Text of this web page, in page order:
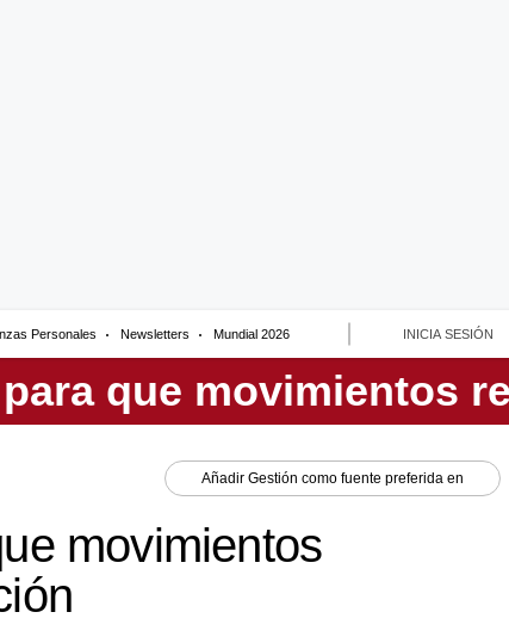
Personales Newsletters Mundial 2026 INICIA SESIÓN
Añadir Gestión como fuente preferida en
movimientos